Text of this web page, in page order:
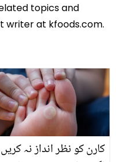
topics and
writer at kfoods.com.
کارن کو نظر انداز نہ کریں